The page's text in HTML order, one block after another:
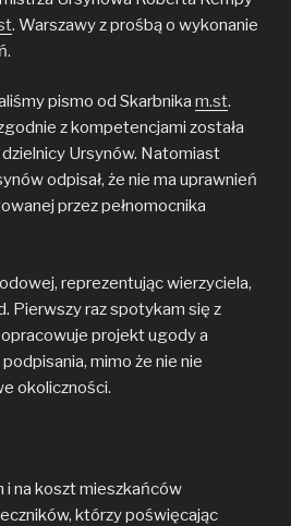
. Warszawy z prośbą o wykonanie
pismo od Skarbnika m.st.
z kompetencjami została
Ursynów. Natomiast
odpisał, że nie ma uprawnień
przez pełnomocnika
reprezentując wierzyciela,
Pierwszy raz spotykam się z
projekt ugody a
mimo że nie nie
okoliczności.
na koszt mieszkańców
którzy poświęcając